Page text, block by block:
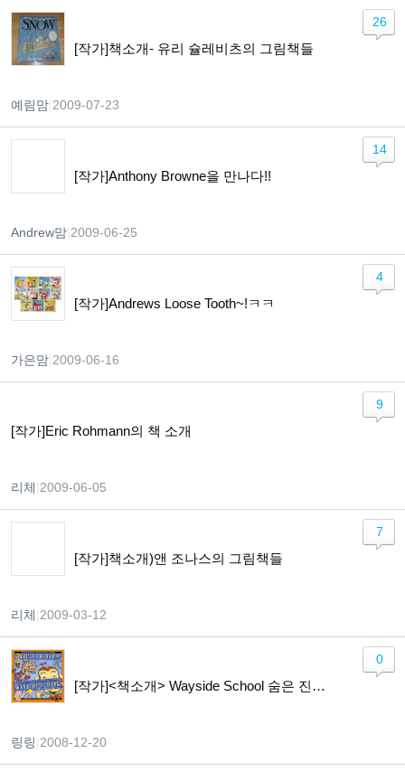
[작가]책소개- 유리 슐레비츠의 그림책들
예림맘 2009-07-23
26
[작가]Anthony Browne을 만나다!!
Andrew맘 2009-06-25
14
[작가]Andrews Loose Tooth~!ㅋㅋ
가은맘 2009-06-16
4
[작가]Eric Rohmann의 책 소개
리체 2009-06-05
9
[작가]책소개)앤 조나스의 그림책들
리체 2009-03-12
7
[작가]<책소개> Wayside School 숨은 진주,영어책에 푹 빠져봐~~~ ^^
링링 2008-12-20
0